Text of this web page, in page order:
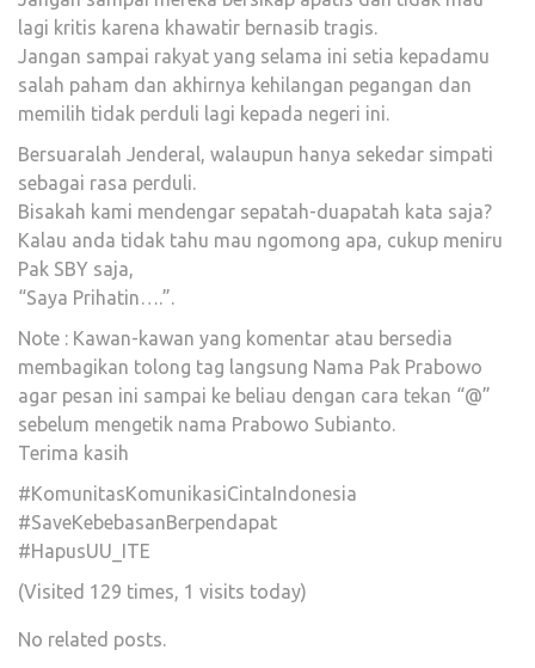
lagi kritis karena khawatir bernasib tragis.
Jangan sampai rakyat yang selama ini setia kepadamu
salah paham dan akhirnya kehilangan pegangan dan
memilih tidak perduli lagi kepada negeri ini.
Bersuaralah Jenderal, walaupun hanya sekedar simpati
sebagai rasa perduli.
Bisakah kami mendengar sepatah-duapatah kata saja?
Kalau anda tidak tahu mau ngomong apa, cukup meniru
Pak SBY saja,
“Saya Prihatin….”.
Note : Kawan-kawan yang komentar atau bersedia
membagikan tolong tag langsung Nama Pak Prabowo
agar pesan ini sampai ke beliau dengan cara tekan “@”
sebelum mengetik nama Prabowo Subianto.
Terima kasih
#KomunitasKomunikasiCintaIndonesia
#SaveKebebasanBerpendapat
#HapusUU_ITE
(Visited 129 times, 1 visits today)
No related posts.